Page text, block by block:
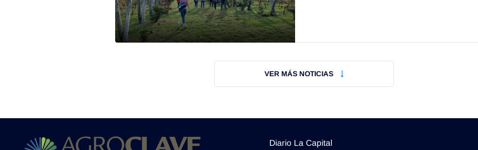
VER MÁS NOTICIAS
Diario La Capital